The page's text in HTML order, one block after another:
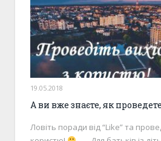
19.05.2018
А ви вже знаєте, як
Ловіть поради від “Like” та